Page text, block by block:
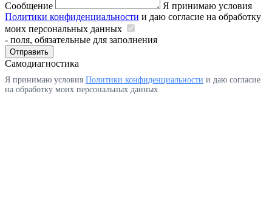
Сообщение
Я принимаю условия
Политики конфиденциальности и даю согласие на обработку
моих персональных данных
- поля, обязательные для заполнения
Отправить
Самодиагностика
Я принимаю условия Политики конфиденциальности и даю согласие
на обработку моих персональных данных